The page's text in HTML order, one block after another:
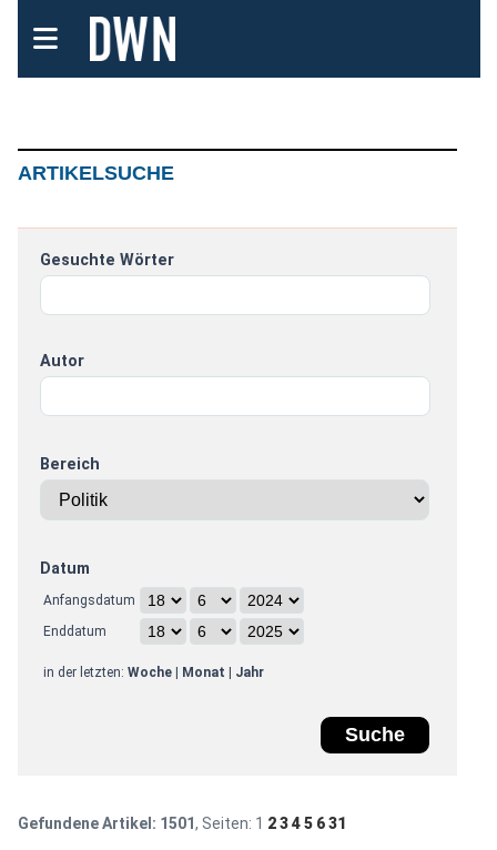
ARTIKELSUCHE
Gesuchte Wörter
Autor
Bereich
Datum
Anfangsdatum
Enddatum
in der letzten: Woche| Monat Jahr
Gefundene Artikel: 1501, Seiten: 1 2 3 4 5 6 31